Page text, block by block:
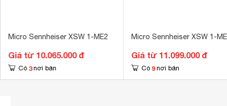
Micro Sennheiser XSW 1-ME2
Giá từ 10.065.000 đ
Có 3 nơi bán
Micro Sennheiser XSW 1-
Giá từ 11.099.000 đ
Có 9 nơi bán